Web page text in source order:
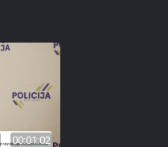
00:01:02